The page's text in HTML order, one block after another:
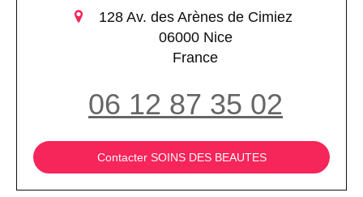
128 Av. des Arènes de Cimiez
06000 Nice
France
06 12 87 35 02
Contacter SOINS DES BEAUTES